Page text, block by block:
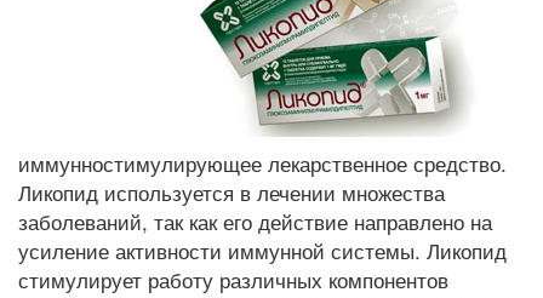
иммунностимулирующее лекарственное средство.
Ликопид используется в лечении множества
заболеваний, так как его действие направлено на
усиление активности иммунной системы. Ликопид
стимулирует работу различных компонентов